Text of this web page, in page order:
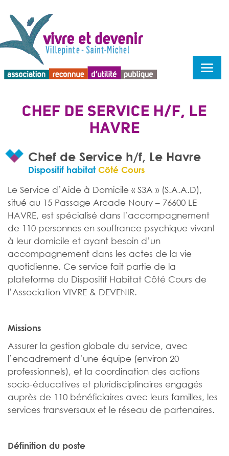
CHEF DE SERVICE H/F, LE
HAVRE
Chef de Service h/f, Le Havre
Dispositif habitat Côté Cours
Le Service d’Aide à Domicile « S3A » (S.A.A.D),
situé au 15 Passage Arcade Noury – 76600 LE
HAVRE, est spécialisé dans l’accompagnement
de 110 personnes en souffrance psychique vivant
à leur domicile et ayant besoin d’un
accompagnement dans les actes de la vie
quotidienne. Ce service fait partie de la
plateforme du Dispositif Habitat Côté Cours de
l’Association VIVRE & DEVENIR.
Missions
Assurer la gestion globale du service, avec
l’encadrement d’une équipe (environ 20
professionnels), et la coordination des actions
socio-éducatives et pluridisciplinaires engagés
auprès de 110 bénéficiaires avec leurs familles, les
services transversaux et le réseau de partenaires.
Définition du poste